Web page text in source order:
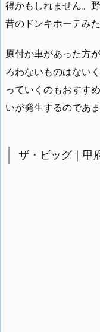
得かもしれません。
昔のドンキホーテみ
原付か車があった方
ろわないものはない
っていくのもおすす
いが発生するのであ
ザ・ビッグ｜甲